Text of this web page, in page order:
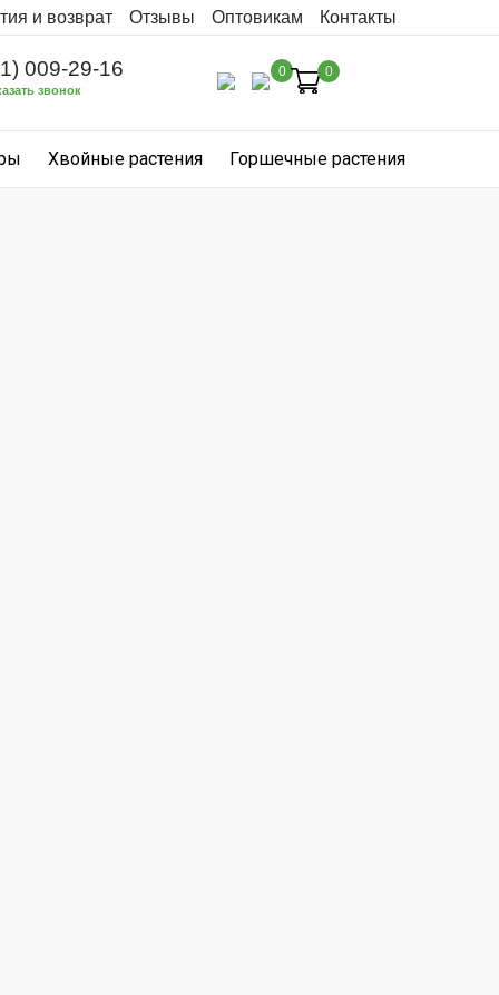
и возврат Отзывы Оптовикам Контакты
009-29-16
звонок
0 0
Хвойные растения Горшечные растения